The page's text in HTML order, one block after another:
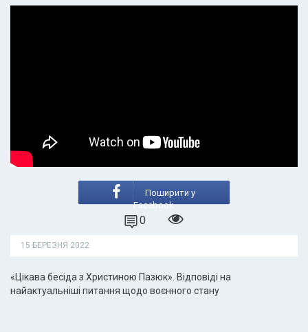
Поширити у
Facebook
0
15 БЕРЕЗНЯ 2022
«Цікава бесіда з Христиною Пазюк». Відповіді на
найактуальніші питання щодо воєнного стану